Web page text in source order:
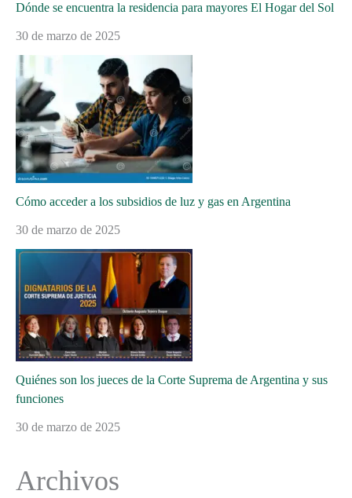
Dónde se encuentra la residencia para mayores El Hogar del Sol
30 de marzo de 2025
Cómo acceder a los subsidios de luz y gas en Argentina
30 de marzo de 2025
Quiénes son los jueces de la Corte Suprema de Argentina y sus
funciones
30 de marzo de 2025
Archivos